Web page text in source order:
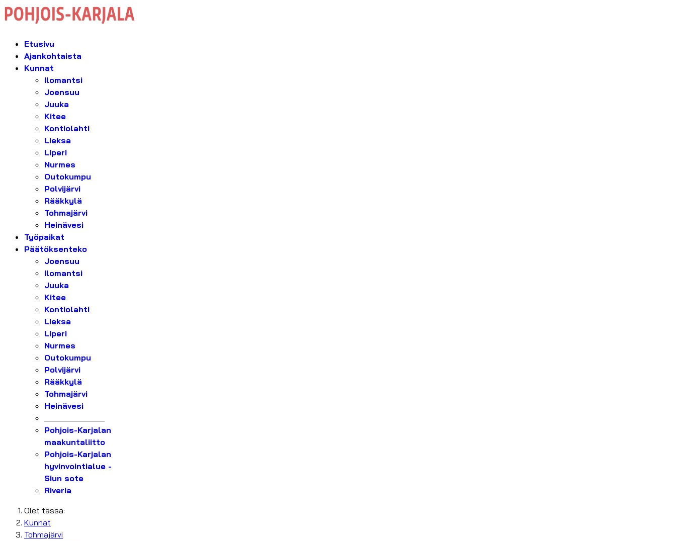
Etusivu
Ajankohtaista
Kunnat
Ilomantsi
Joensuu
Juuka
Kitee
Kontiolahti
Lieksa
Liperi
Nurmes
Outokumpu
Polvijärvi
Rääkkylä
Tohmajärvi
Heinävesi
Työpaikat
Päätöksenteko
Joensuu
Ilomantsi
Juuka
Kitee
Kontiolahti
Lieksa
Liperi
Nurmes
Outokumpu
Polvijärvi
Rääkkylä
Tohmajärvi
Heinävesi
Pohjois-Karjalan
maakuntaliitto
Pohjois-Karjalan
hyvinvointialue -
Siun sote
Riveria
Olet tässä:
Kunnat
Tohmajärvi